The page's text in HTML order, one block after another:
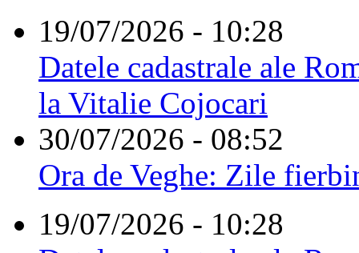
19/07/2026 - 10:28
Datele cadastrale ale
la Vitalie Cojocari
30/07/2026 - 08:52
Ora de Veghe: Zile
19/07/2026 - 10:28